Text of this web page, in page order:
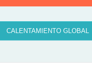
CALENTAMIENTO GLOBAL